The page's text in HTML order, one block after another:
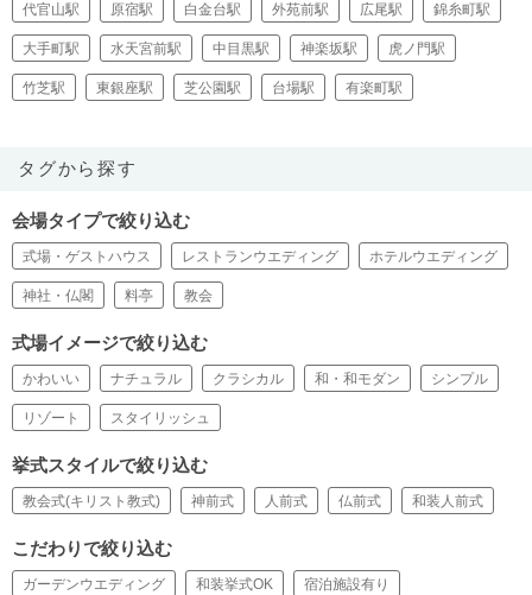
代官山駅 原宿駅 白金台駅 外苑前駅 広尾駅 錦糸町駅
大手町駅 水天宮前駅 中目黒駅 神楽坂駅 虎ノ門駅
竹芝駅 東銀座駅 芝公園駅 台場駅 有楽町駅
タグから探す
会場タイプで絞り込む
式場・ゲストハウス レストランウエディング ホテルウエディング
神社・仏閣 料亭 教会
式場イメージで絞り込む
かわいい ナチュラル クラシカル 和・和モダン シンプル
リゾート スタイリッシュ
挙式スタイルで絞り込む
教会式(キリスト教式) 神前式 人前式 仏前式 和装人前式
こだわりで絞り込む
ガーデンウエディング 和装挙式OK 宿泊施設有り